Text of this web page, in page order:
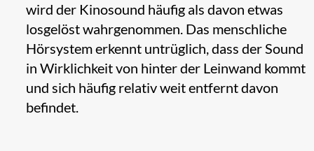
wird der Kinosound häufig als davon etwas
losgelöst wahrgenommen. Das menschliche
Hörsystem erkennt untrüglich, dass der Sound
in Wirklichkeit von hinter der Leinwand kommt
und sich häufig relativ weit entfernt davon
befindet.